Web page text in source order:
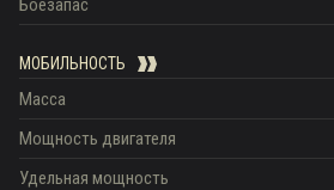
Боезапас
МОБИЛЬНОСТЬ
Масса
Мощность двигателя
Удельная мощность